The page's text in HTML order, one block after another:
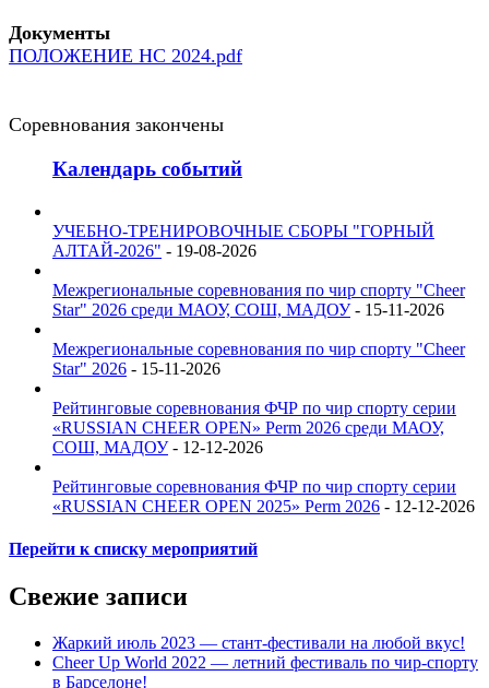
Документы
ПОЛОЖЕНИЕ НС 2024.pdf
Соревнования закончены
Календарь событий
УЧЕБНО-ТРЕНИРОВОЧНЫЕ СБОРЫ "ГОРНЫЙ
АЛТАЙ-2026" - 19-08-2026
Межрегиональные соревнования по чир спорту "Cheer
Star" 2026 среди МАОУ, СОШ, МАДОУ- 15-11-2026
Межрегиональные соревнования по чир спорту "Cheer
Star" 2026 - 15-11-2026
Рейтинговые соревнования ФЧР по чир спорту серии
«RUSSIAN CHEER OPEN» Perm 2026 среди МАОУ,
СОШ, МАДОУ- 12-12-2026
Рейтинговые соревнования ФЧР по чир спорту серии
«RUSSIAN CHEER OPEN 2025» Perm 2026 - 12-12-2026
Перейти к списку мероприятий
Свежие записи
Жаркий июль 2023 — стант-фестивали на любой вкус!
Cheer Up World 2022 — летний фестиваль по чир-спорту
в Барселоне!